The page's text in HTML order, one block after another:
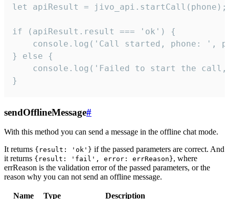
let apiResult = jivo_api.startCall(phone);
if (apiResult.result === 'ok') {
console.log('Call started, phone: ',
} else {
console.log('Failed to start the
}
sendOfflineMessage#
With this method you can send a message in the offline chat mode.
It returns {result: 'ok'} if the passed parameters are correct. And
it returns {result: 'fail', error: errReason}, where
errReason is the validation error of the passed parameters, or the
reason why you can not send an offline message.
Name Type
Description